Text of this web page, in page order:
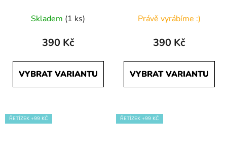
Skladem (1 ks)
390 Kč
VYBRAT VARIANTU
Právě vyrábíme :)
390 Kč
VYBRAT VARIANTU
ŘETÍZEK +99 KČ ŘETÍZEK +99 KČ